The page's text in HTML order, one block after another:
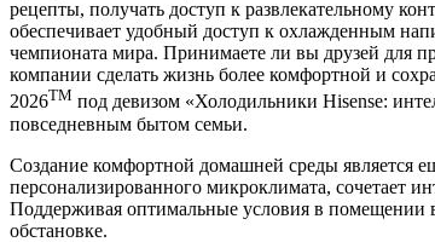
рецепты, получать доступ к развлекательному
обеспечивает удобный доступ к охлажденным
чемпионата мира. Принимаете ли вы друзей для
компании сделать жизнь более комфортной и
2026TM под девизом «Холодильники Hisense:
повседневным бытом семьи.
Создание комфортной домашней среды является
персонализированного микроклимата, сочетает
Поддерживая оптимальные условия в помещении
обстановке.